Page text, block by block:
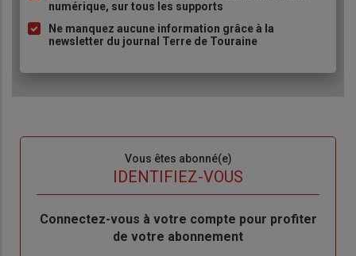
pucenumérique, sur tous les supports
Ne manquez aucune information grâce à la
newsletter du journal Terre de Touraine
Vous êtes abonné(e)
IDENTIFIEZ-VOUS
Body
Connectez-vous à votre compte pour profiter
de votre abonnement